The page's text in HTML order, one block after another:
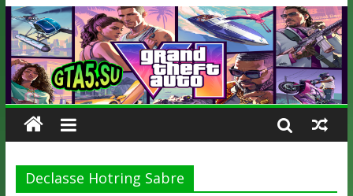
Declasse Hotring Sabre